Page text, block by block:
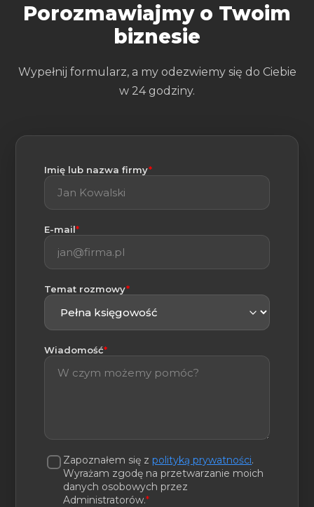
Porozmawiajmy o Twoim
biznesie
Wypełnij formularz, a my odezwiemy się do Ciebie
w 24 godziny.
Imię lub nazwa firmy*(wymagane)
E-mail*(wymagane)
Temat rozmowy*(wymagane)
Wiadomość*(wymagane)
Zapoznałem się zpolityką prywatności.
Wyrażam zgodę na przetwarzanie moich
danych osobowych przez
Administratorów.*